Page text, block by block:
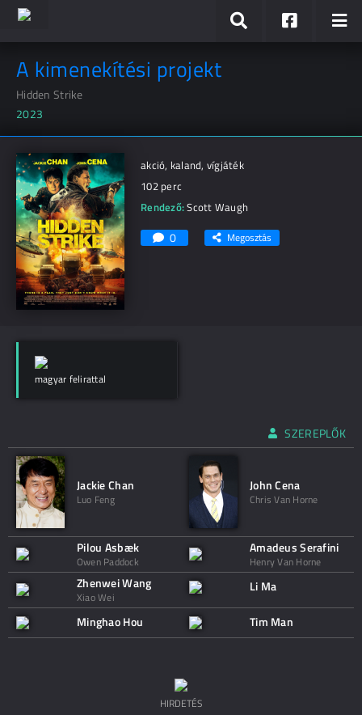
A kimenekítési projekt
Hidden Strike
2023
akció, kaland, vígjáték
102 perc
Rendező:Scott Waugh
0 Megosztás
magyar felirattal
SZEREPLŐK
Jackie Chan
Luo Feng
John Cena
Chris Van Horne
Pilou Asbæk
Owen Paddock
Amadeus Serafini
Henry Van Horne
Zhenwei Wang
Xiao Wei
Li Ma
Minghao Hou Tim Man
HIRDETÉS